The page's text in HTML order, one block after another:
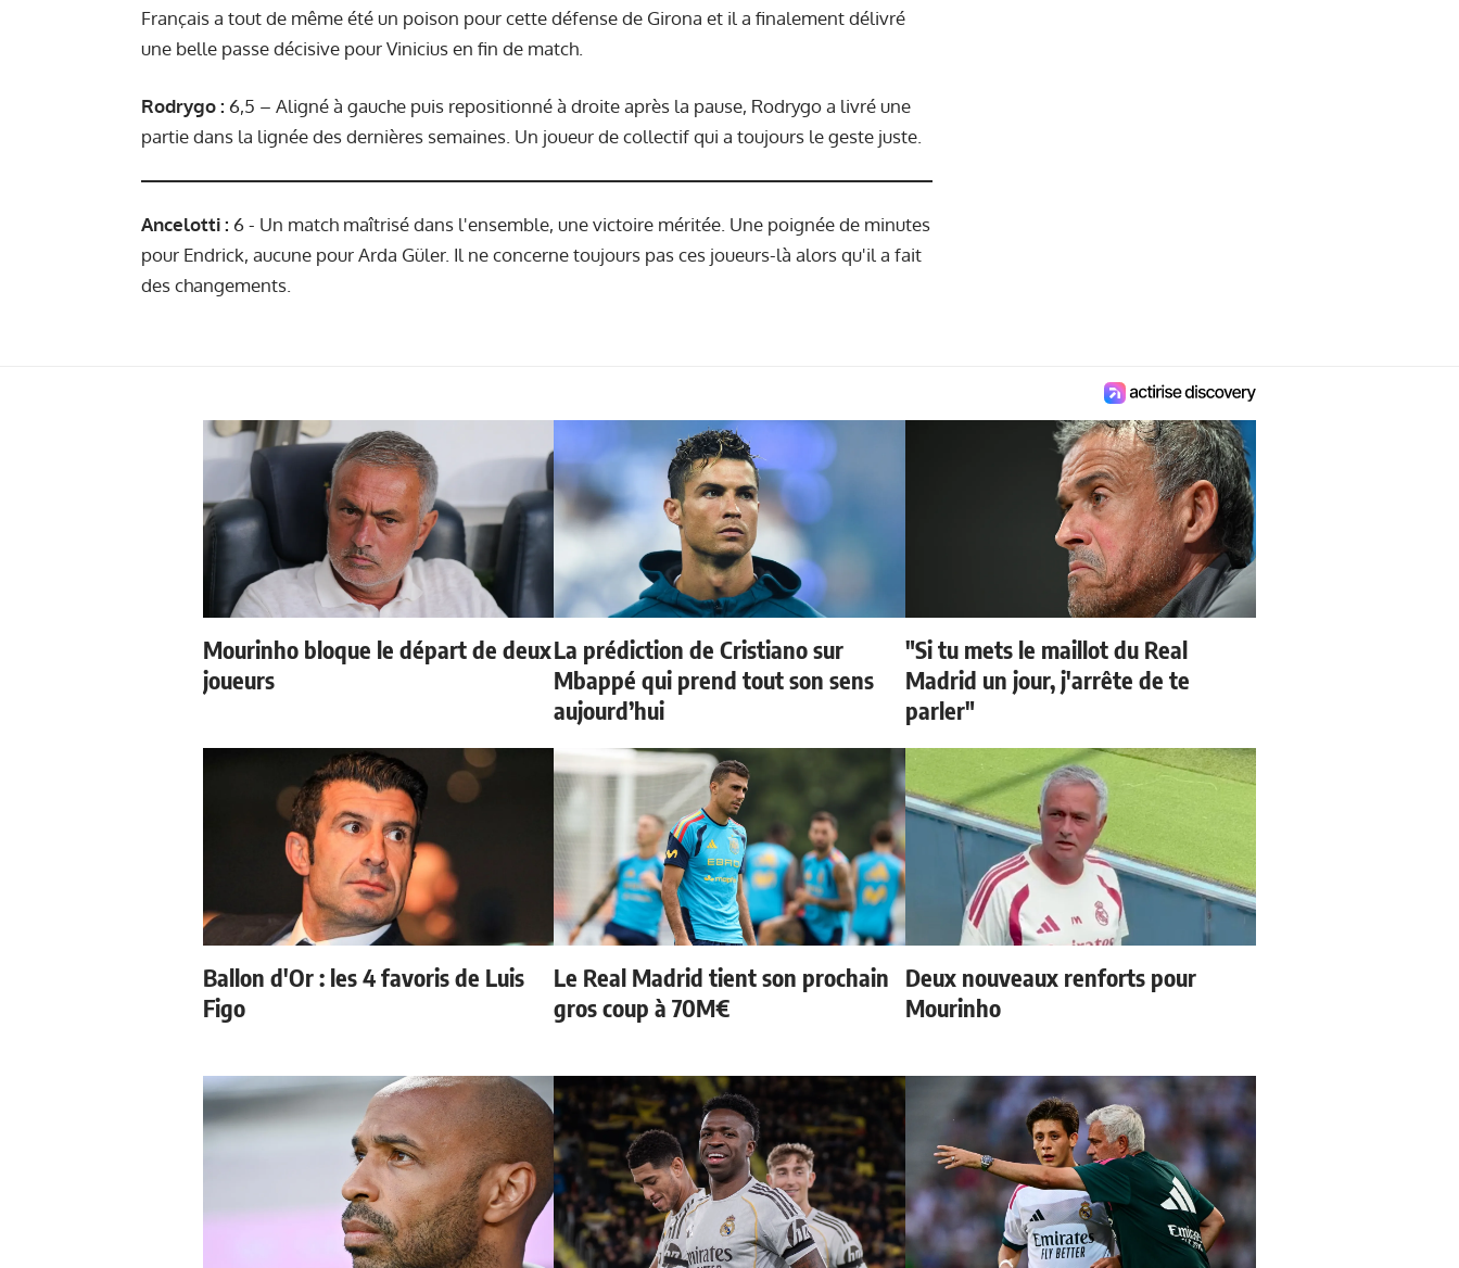
Français a tout de même été un poison pour cette défense de Girona et il a finalement délivré
une belle passe décisive pour Vinicius en fin de match.
Rodrygo : 6,5 – Aligné à gauche puis repositionné à droite après la pause, Rodrygo a livré une
partie dans la lignée des dernières semaines. Un joueur de collectif qui a toujours le geste juste.
Ancelotti : 6 - Un match maîtrisé dans l'ensemble, une victoire méritée. Une poignée de minutes
pour Endrick, aucune pour Arda Güler. Il ne concerne toujours pas ces joueurs-là alors qu'il a fait
des changements.
Mourinho bloque le départ de deux
joueurs
La prédiction de Cristiano sur
Mbappé qui prend tout son sens
aujourd’hui
"Si tu mets le maillot du Real
Madrid un jour, j'arrête de te
parler"
Ballon d'Or : les 4 favoris de Luis
Figo
Le Real Madrid tient son prochain
gros coup à 70M€
Deux nouveaux renforts pour
Mourinho